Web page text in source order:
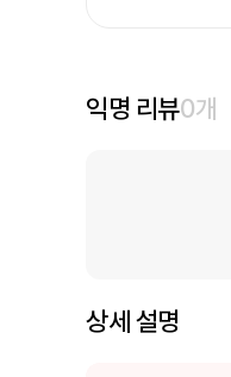
익명 리뷰0개
상세 설명